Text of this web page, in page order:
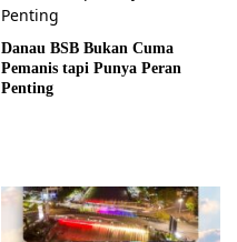
Danau BSB Bukan Cuma
Pemanis tapi Punya Peran
Penting